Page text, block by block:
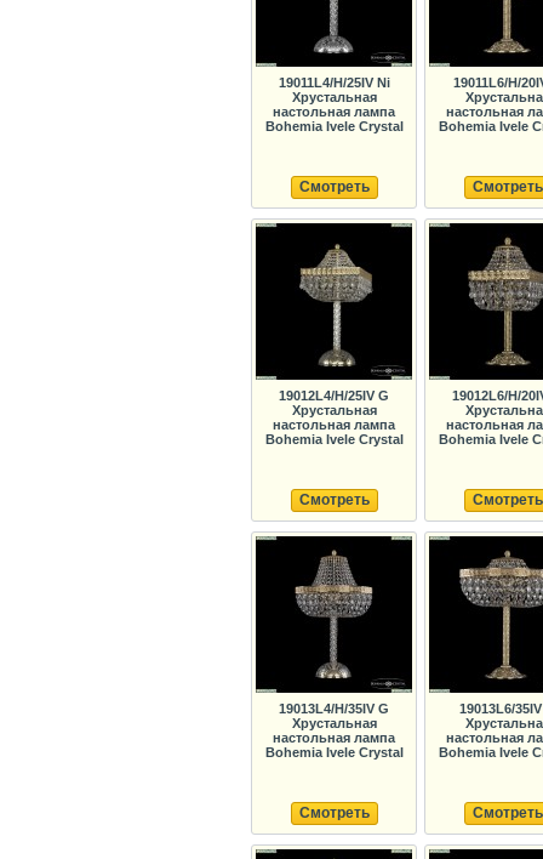
19011L4/H/25IV Ni
Хрустальная
настольная лампа
Bohemia Ivele Crystal
Смотреть
19011L6/H/
настольная
Bohemia Ivele
Смотреть
19012L4/H/25IV G
Хрустальная
настольная лампа
Bohemia Ivele Crystal
Смотреть
19012L6/H/
настольная
Bohemia Ivele
Смотреть
19013L4/H/35IV G
Хрустальная
настольная лампа
Bohemia Ivele Crystal
Смотреть
19013L6/
настольная
Bohemia Ivele
Смотреть